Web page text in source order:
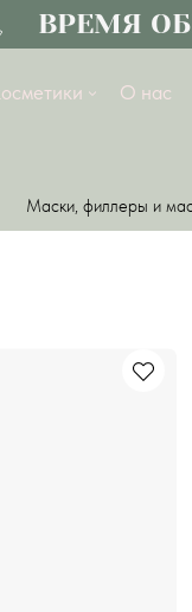
О нас
Маски, филлеры и